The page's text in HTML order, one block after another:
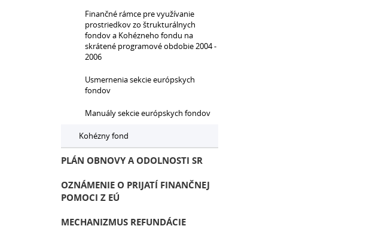
Finančné rámce pre využívanie
prostriedkov zo štrukturálnych
fondov a Kohézneho fondu na
skrátené programové obdobie 2004 -
2006
Usmernenia sekcie európskych
fondov
Manuály sekcie európskych fondov
Kohézny fond
PLÁN OBNOVY A ODOLNOSTI SR
OZNÁMENIE O PRIJATÍ FINANČNEJ
POMOCI Z EÚ
MECHANIZMUS REFUNDÁCIE